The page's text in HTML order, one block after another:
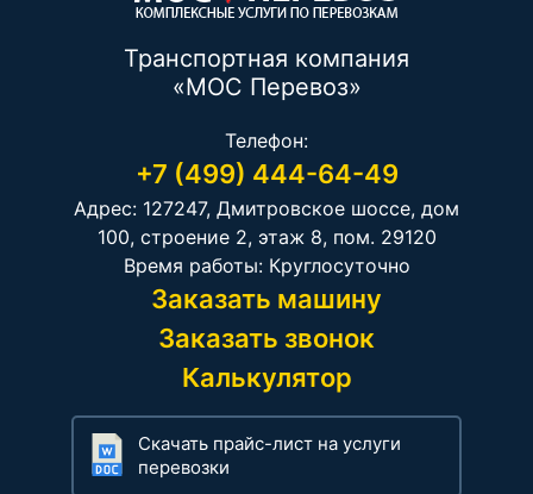
Транспортная компания
«МОС Перевоз»
Телефон:
+7 (499) 444-64-49
Адрес: 127247, Дмитровское шоссе, дом
100, строение 2, этаж 8, пом. 29120
Время работы: Круглосуточно
Заказать машину
Заказать звонок
Калькулятор
Скачать прайс-лист на услуги
перевозки